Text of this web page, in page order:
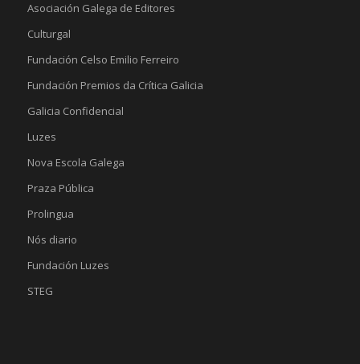
Asociación Galega de Editores
Culturgal
Fundación Celso Emilio Ferreiro
Fundación Premios da Crítica Galicia
Galicia Confidencial
Luzes
Nova Escola Galega
Praza Pública
Prolingua
Nós diario
Fundación Luzes
STEG